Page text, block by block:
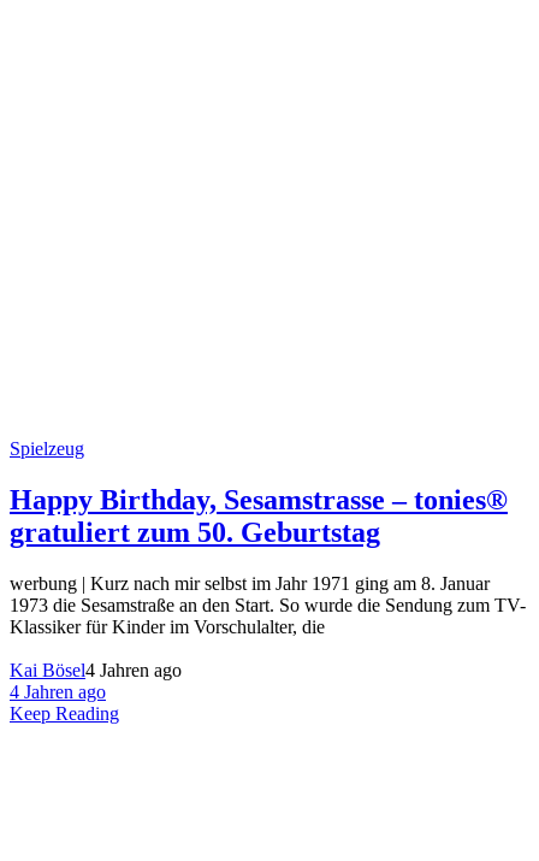
Spielzeug
Happy Birthday, Sesamstrasse – tonies®
gratuliert zum 50. Geburtstag
werbung | Kurz nach mir selbst im Jahr 1971 ging am 8. Januar
1973 die Sesamstraße an den Start. So wurde die Sendung zum TV-
Klassiker für Kinder im Vorschulalter, die
Kai Bösel4 Jahren ago
4 Jahren ago
Keep Reading